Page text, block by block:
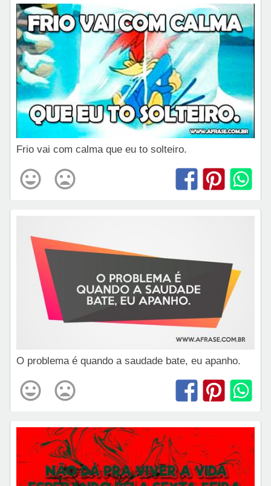
Frio vai com calma que eu to solteiro.
O problema é quando a saudade bate, eu apanho.